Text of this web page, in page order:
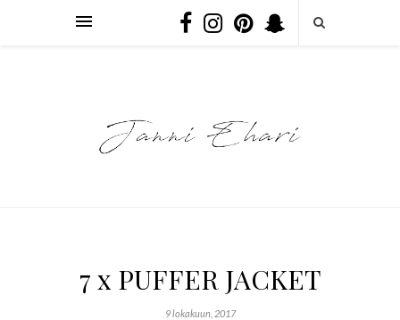
7 x PUFFER JACKET
9 lokakuun, 2017